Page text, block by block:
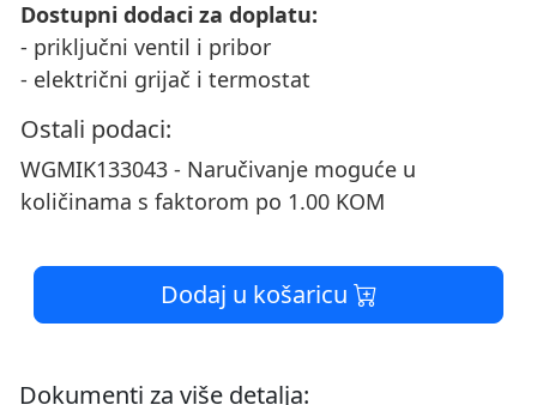
Dostupni dodaci za doplatu:
- priključni ventil i pribor
- električni grijač i termostat
Ostali podaci:
WGMIK133043 - Naručivanje moguće u
količinama s faktorom po 1.00 KOM
Dodaj u košaricu
Dokumenti za više detalja: